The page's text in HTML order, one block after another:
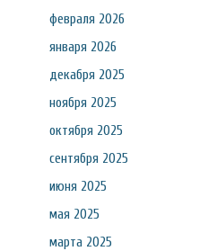
февраля 2026
января 2026
декабря 2025
ноября 2025
октября 2025
сентября 2025
июня 2025
мая 2025
марта 2025